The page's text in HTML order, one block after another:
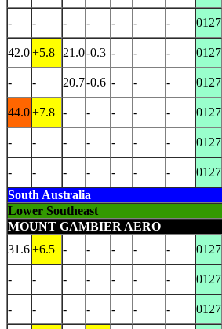
- - - - - - - 0127
42.0+5.8 21.0-0.3 - - - 0127
- - 20.7-0.6 - - - 0127
44.0+7.8 - - - - - 0127
- - - - - - - 0127
- - - - - - - 0127
South Australia
Lower Southeast
MOUNT GAMBIER AERO
31.6+6.5 - - - - - 0127
- - - - - - - 0127
- - - - - - - 0127